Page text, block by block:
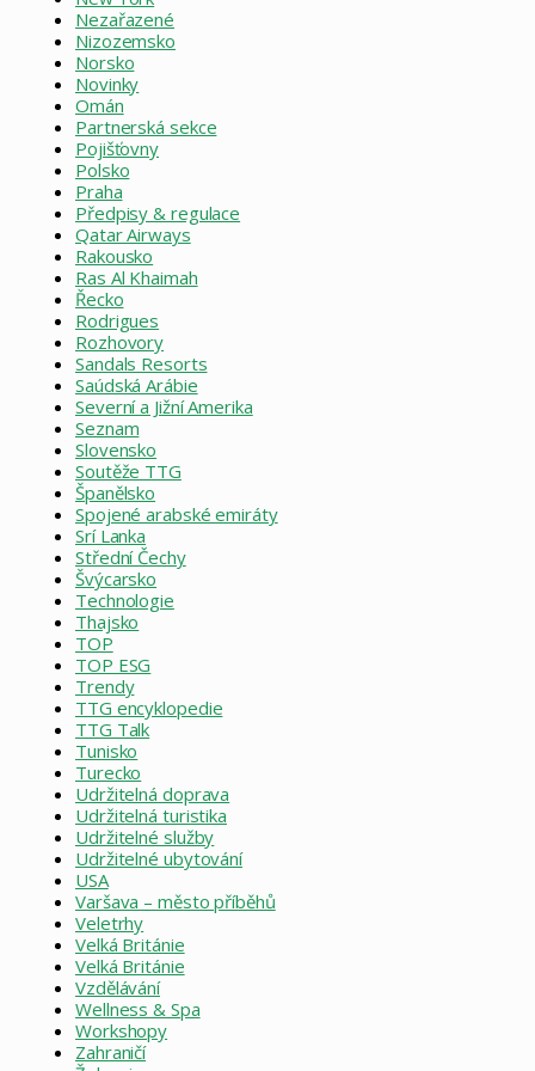
Nezařazené
Nizozemsko
Norsko
Novinky
Omán
Partnerská sekce
Pojišťovny
Polsko
Praha
Předpisy & regulace
Qatar Airways
Rakousko
Ras Al Khaimah
Řecko
Rodrigues
Rozhovory
Sandals Resorts
Saúdská Arábie
Severní a Jižní Amerika
Seznam
Slovensko
Soutěže TTG
Španělsko
Spojené arabské emiráty
Srí Lanka
Střední Čechy
Švýcarsko
Technologie
Thajsko
TOP
TOP ESG
Trendy
TTG encyklopedie
TTG Talk
Tunisko
Turecko
Udržitelná doprava
Udržitelná turistika
Udržitelné služby
Udržitelné ubytování
USA
Varšava – město příběhů
Veletrhy
Velká Británie
Velká Británie
Vzdělávání
Wellness & Spa
Workshopy
Zahraničí